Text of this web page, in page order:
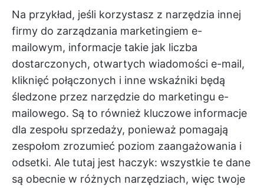
Na przykład, jeśli korzystasz z narzędzia innej
firmy do zarządzania marketingiem e-
mailowym, informacje takie jak liczba
dostarczonych, otwartych wiadomości e-mail,
kliknięć połączonych i inne wskaźniki będą
śledzone przez narzędzie do marketingu e-
mailowego. Są to również kluczowe informacje
dla zespołu sprzedaży, ponieważ pomagają
zespołom zrozumieć poziom zaangażowania i
odsetki. Ale tutaj jest haczyk: wszystkie te dane
są obecnie w różnych narzędziach, więc twoje